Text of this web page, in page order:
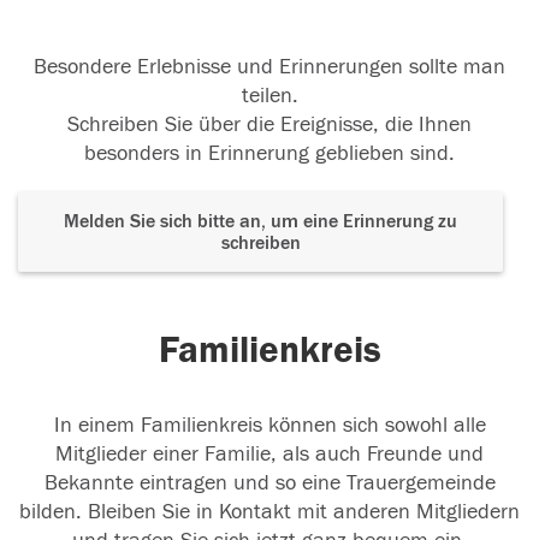
Besondere Erlebnisse und Erinnerungen sollte man
teilen.
Schreiben Sie über die Ereignisse, die Ihnen
besonders in Erinnerung geblieben sind.
Melden Sie sich bitte an, um eine Erinnerung zu
schreiben
Familienkreis
In einem Familienkreis können sich sowohl alle
Mitglieder einer Familie, als auch Freunde und
Bekannte eintragen und so eine Trauergemeinde
bilden. Bleiben Sie in Kontakt mit anderen Mitgliedern